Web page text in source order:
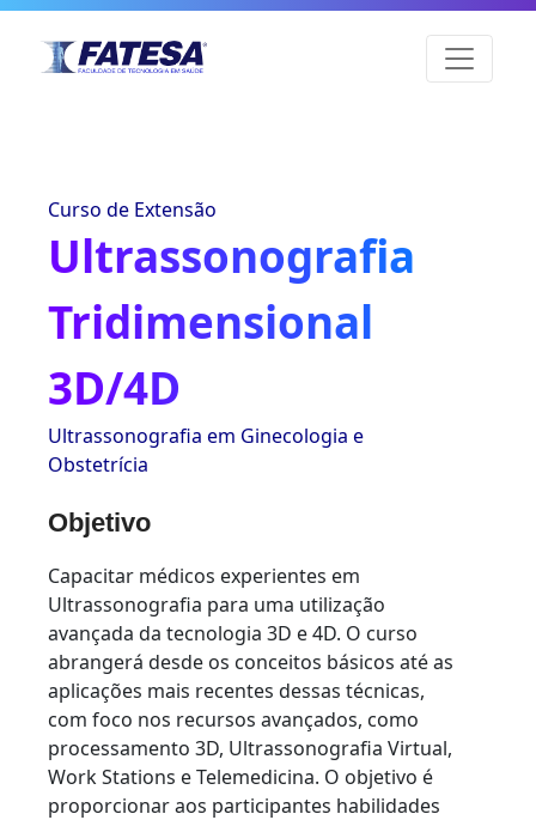
Curso de Extensão
Ultrassonografia
Tridimensional
3D/4D
Ultrassonografia em Ginecologia e
Obstetrícia
Objetivo
Capacitar médicos experientes em
Ultrassonografia para uma utilização
avançada da tecnologia 3D e 4D. O curso
abrangerá desde os conceitos básicos até as
aplicações mais recentes dessas técnicas,
com foco nos recursos avançados, como
processamento 3D, Ultrassonografia Virtual,
Work Stations e Telemedicina. O objetivo é
proporcionar aos participantes habilidades